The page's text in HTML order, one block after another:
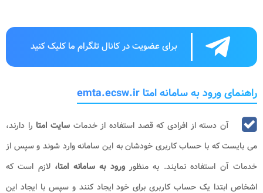
برای عضویت در کانال تلگرام ما کلیک کنید
راهنمای ورود به سامانه امتا emta.ecsw.ir
آن دسته از افرادی که قصد استفاده از خدمات سایت امتا را دارند،
می بایست که با حساب کاربری خودشان به این سامانه وارد شوند و سپس از
خدمات آن استفاده نمایند. به منظورورود به سامانه امتا، لازم است که
اشخاص ابتدا یک حساب کاربری برای خود ایجاد کنند و سپس با ایجاد این